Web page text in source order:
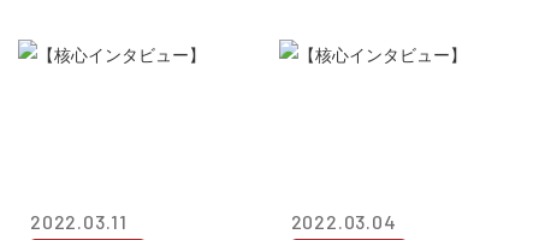
2022.03.11 2022.03.04